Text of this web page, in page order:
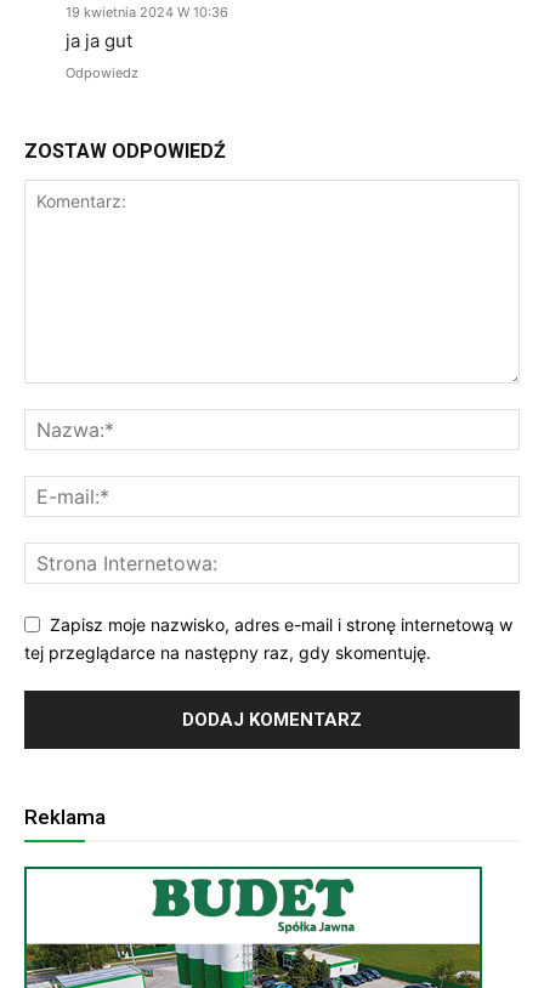
19 kwietnia 2024 W 10:36
ja ja gut
Odpowiedz
ZOSTAW ODPOWIEDŹ
Zapisz moje nazwisko, adres e-mail i stronę internetową w
tej przeglądarce na następny raz, gdy skomentuję.
Reklama